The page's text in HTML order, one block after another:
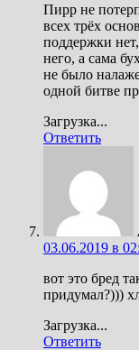
Пирр не
всех трёх
поддержки
него, а сама
не было
одной битве
Загрузка...
Ответить
03.06.2019 в
вот это бред
придумал?)))
Загрузка...
Ответить